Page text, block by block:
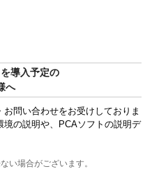
導入予定の
へ
問い合わせをお受けしておりま
の説明や、PCAソフトの説明デ
い場合がございます。